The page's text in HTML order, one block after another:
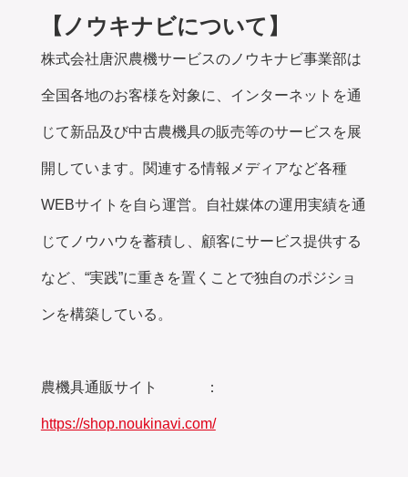
【ノウキナビについて】
株式会社唐沢農機サービスのノウキナビ事業部は
全国各地のお客様を対象に、インターネットを通
じて新品及び中古農機具の販売等のサービスを展
開しています。関連する情報メディアなど各種
WEBサイトを自ら運営。自社媒体の運用実績を通
じてノウハウを蓄積し、顧客にサービス提供する
など、“実践”に重きを置くことで独自のポジショ
ンを構築している。
農機具通販サイト ：
https://shop.noukinavi.com/